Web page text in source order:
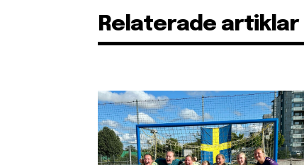
Relaterade artiklar